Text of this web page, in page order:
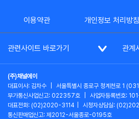
이용약관 개인정보 처리방침
관련사이트 바로가기 관계
(주)채널에이
대표이사: 김차수
서울특별시 종로구 청계천로 1
부가통신사업신고: 022357호
사업자등록번호:
대표전화: (02)2020-3114
시청자상담실:
통신판매업신고: 제2012-서울종로-0195호